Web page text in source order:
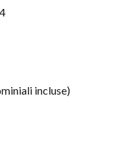
incluse)